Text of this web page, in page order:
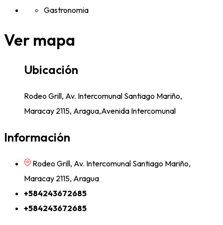
Gastronomia
Ver mapa
Ubicación
Rodeo Grill, Av. Intercomunal Santiago Mariño,
Maracay 2115, Aragua,Avenida Intercomunal
Información
Rodeo Grill, Av. Intercomunal Santiago Mariño,
Maracay 2115, Aragua
+584243672685
+584243672685